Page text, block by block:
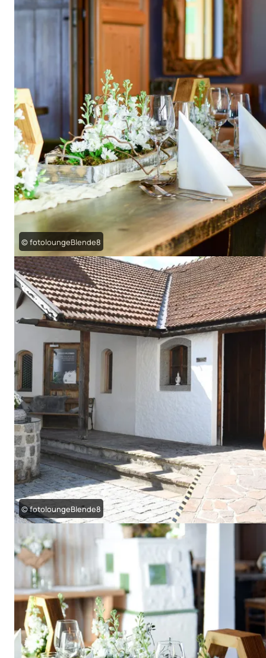
© fotoloungeBlende8
© fotoloungeBlende8